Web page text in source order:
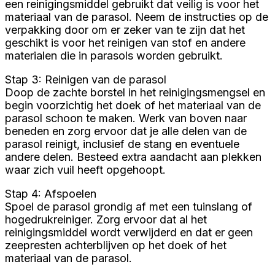
een reinigingsmiddel gebruikt dat veilig is voor het
materiaal van de parasol. Neem de instructies op de
verpakking door om er zeker van te zijn dat het
geschikt is voor het reinigen van stof en andere
materialen die in parasols worden gebruikt.
Stap 3: Reinigen van de parasol
Doop de zachte borstel in het reinigingsmengsel en
begin voorzichtig het doek of het materiaal van de
parasol schoon te maken. Werk van boven naar
beneden en zorg ervoor dat je alle delen van de
parasol reinigt, inclusief de stang en eventuele
andere delen. Besteed extra aandacht aan plekken
waar zich vuil heeft opgehoopt.
Stap 4: Afspoelen
Spoel de parasol grondig af met een tuinslang of
hogedrukreiniger. Zorg ervoor dat al het
reinigingsmiddel wordt verwijderd en dat er geen
zeepresten achterblijven op het doek of het
materiaal van de parasol.